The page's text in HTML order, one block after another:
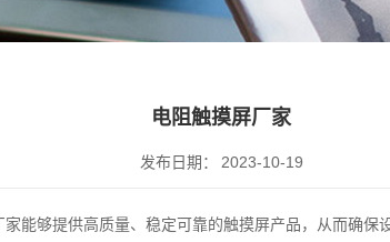
电阻触摸屏厂家
发布日期： 2023-10-19
能够提供高质量、稳定可靠的触摸屏产品，从而确